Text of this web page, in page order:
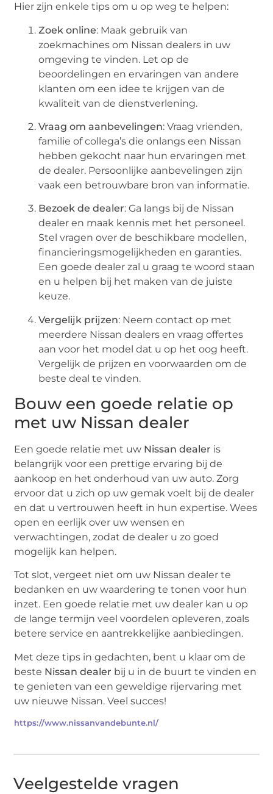
Hier zijn enkele tips om u op weg te helpen:
Zoek online: Maak gebruik van
zoekmachines om Nissan dealers in uw
omgeving te vinden. Let op de
beoordelingen en ervaringen van andere
klanten om een idee te krijgen van de
kwaliteit van de dienstverlening.
Vraag om aanbevelingen: Vraag vrienden,
familie of collega’s die onlangs een Nissan
hebben gekocht naar hun ervaringen met
de dealer. Persoonlijke aanbevelingen zijn
vaak een betrouwbare bron van informatie.
Bezoek de dealer: Ga langs bij de Nissan
dealer en maak kennis met het personeel.
Stel vragen over de beschikbare modellen,
financieringsmogelijkheden en garanties.
Een goede dealer zal u graag te woord staan
en u helpen bij het maken van de juiste
keuze.
Vergelijk prijzen: Neem contact op met
meerdere Nissan dealers en vraag offertes
aan voor het model dat u op het oog heeft.
Vergelijk de prijzen en voorwaarden om de
beste deal te vinden.
Bouw een goede relatie op
met uw Nissan dealer
Een goede relatie met uw Nissan dealer is
belangrijk voor een prettige ervaring bij de
aankoop en het onderhoud van uw auto. Zorg
ervoor dat u zich op uw gemak voelt bij de dealer
en dat u vertrouwen heeft in hun expertise. Wees
open en eerlijk over uw wensen en
verwachtingen, zodat de dealer u zo goed
mogelijk kan helpen.
Tot slot, vergeet niet om uw Nissan dealer te
bedanken en uw waardering te tonen voor hun
inzet. Een goede relatie met uw dealer kan u op
de lange termijn veel voordelen opleveren, zoals
betere service en aantrekkelijke aanbiedingen.
Met deze tips in gedachten, bent u klaar om de
beste Nissan dealer bij u in de buurt te vinden en
te genieten van een geweldige rijervaring met
uw nieuwe Nissan. Veel succes!
https://www.nissanvandebunte.nl/
Veelgestelde vragen